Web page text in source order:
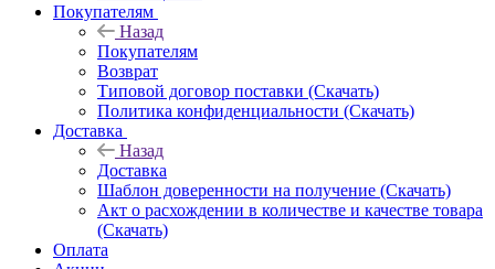
Покупателям
Назад
Покупателям
Возврат
Типовой договор поставки (Скачать)
Политика конфиденциальности (Скачать)
Доставка
Назад
Доставка
Шаблон доверенности на получение (Скачать)
Акт о расхождении в количестве и качестве товара
(Скачать)
Оплата